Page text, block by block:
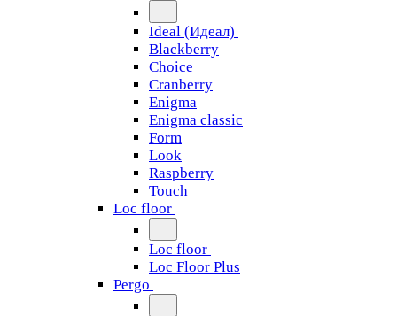
Ideal (Идеал)
Blackberry
Choice
Cranberry
Enigma
Enigma classic
Form
Look
Raspberry
Touch
Loc floor
Loc floor
Loc Floor Plus
Pergo